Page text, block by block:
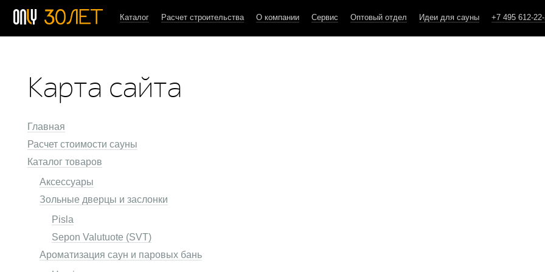
Каталог Расчет строительства О компании Сервис Оптовый отдел Идеи для сауны +7 495 612-
Карта сайта
Главная
Расчет стоимости сауны
Каталог товаров
Аксессуары
Зольные дверцы и заслонки
Pisla
Sepon Valutuote (SVT)
Ароматизация саун и паровых бань